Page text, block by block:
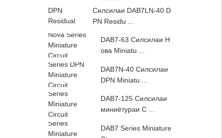
Силсилаи DAB7LN-40 D
PN Residu ...
DAB7-63 Силсилаи Н
ова Miniatu ...
DAB7N-40 Силсилаи
DPN Miniatu ...
DAB7-125 Силсилаи
миниётураи C ...
DAB7 Series Miniature